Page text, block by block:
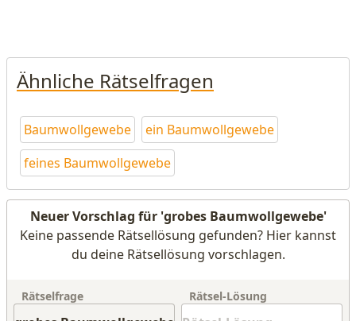
Ähnliche Rätselfragen
Baumwollgewebe
ein Baumwollgewebe
feines Baumwollgewebe
Neuer Vorschlag für 'grobes Baumwollgewebe'
Keine passende Rätsellösung gefunden? Hier kannst
du deine Rätsellösung vorschlagen.
Rätselfrage Rätsel-Lösung